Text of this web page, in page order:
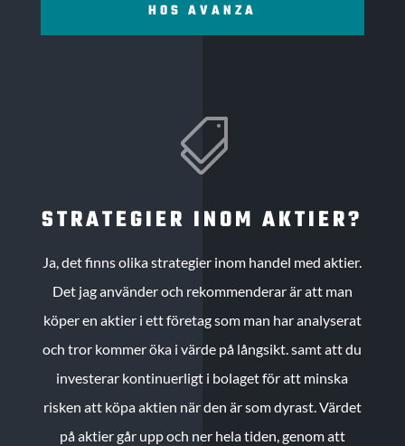
HOS AVANZA

STRATEGIER INOM AKTIER?
Ja, det finns olika strategier inom handel med aktier.
Det jag använder och rekommenderar är att man
köper en aktier i ett företag som man har analyserat
och tror kommer öka i värde på långsikt. samt att du
investerar kontinuerligt i bolaget för att minska
risken att köpa aktien när den är som dyrast. Värdet
på aktier går upp och ner hela tiden, genom att